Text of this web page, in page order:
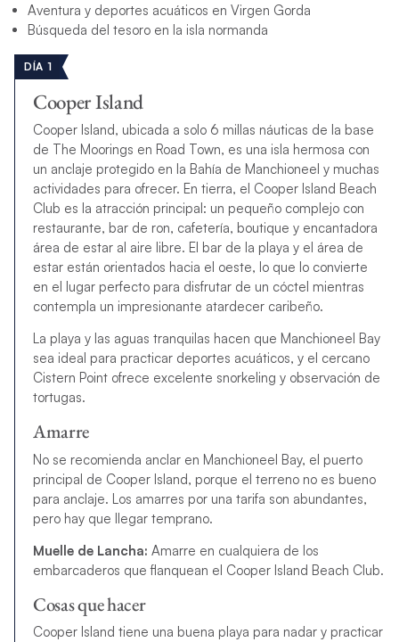
Aventura y deportes acuáticos en Virgen Gorda
Búsqueda del tesoro en la isla normanda
DÍA 1
Cooper Island
Cooper Island, ubicada a solo 6 millas náuticas de la base
de The Moorings en Road Town, es una isla hermosa con
un anclaje protegido en la Bahía de Manchioneel y muchas
actividades para ofrecer. En tierra, el Cooper Island Beach
Club es la atracción principal: un pequeño complejo con
restaurante, bar de ron, cafetería, boutique y encantadora
área de estar al aire libre. El bar de la playa y el área de
estar están orientados hacia el oeste, lo que lo convierte
en el lugar perfecto para disfrutar de un cóctel mientras
contempla un impresionante atardecer caribeño.
La playa y las aguas tranquilas hacen que Manchioneel Bay
sea ideal para practicar deportes acuáticos, y el cercano
Cistern Point ofrece excelente snorkeling y observación de
tortugas.
Amarre
No se recomienda anclar en Manchioneel Bay, el puerto
principal de Cooper Island, porque el terreno no es bueno
para anclaje. Los amarres por una tarifa son abundantes,
pero hay que llegar temprano.
Muelle de Lancha: Amarre en cualquiera de los
embarcaderos que flanquean el Cooper Island Beach Club.
Cosas que hacer
Cooper Island tiene una buena playa para nadar y practicar